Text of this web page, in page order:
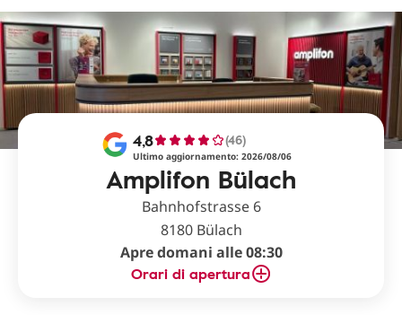
Amplifon Bülach
4,8 (46)
Ultimo aggiornamento: 2026/08/06
Bahnhofstrasse 6
8180 Bülach
Apre domani alle 08:30
Orari di apertura